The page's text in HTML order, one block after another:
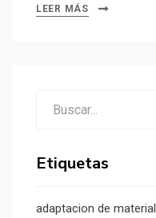
LEER MÁS
Etiquetas
adaptacion de material